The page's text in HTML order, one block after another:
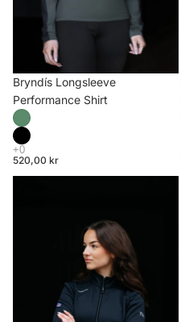
Bryndís Longsleeve
Performance Shirt
520,00 kr